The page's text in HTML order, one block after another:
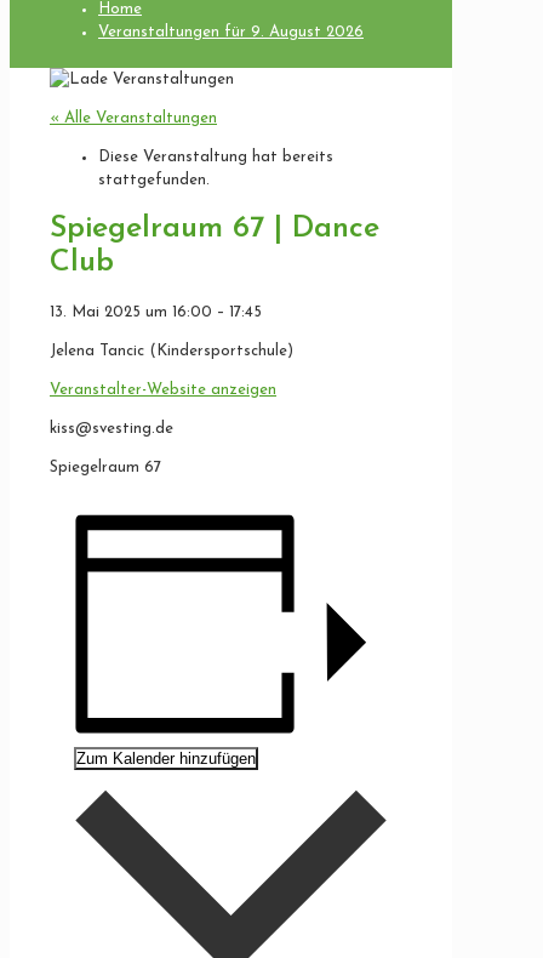
Home
Veranstaltungen für 9. August 2026
« Alle Veranstaltungen
Diese Veranstaltung hat bereits
stattgefunden.
Spiegelraum 67 | Dance
Club
13. Mai 2025 um 16:00 – 17:45
Jelena Tancic (Kindersportschule)
Veranstalter-Website anzeigen
kiss@svesting.de
Spiegelraum 67
Zum Kalender hinzufügen